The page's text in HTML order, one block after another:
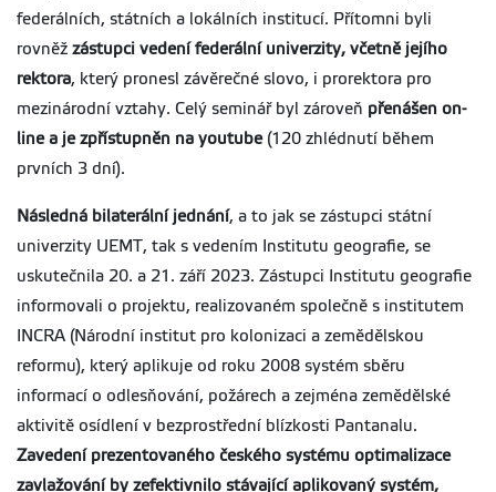
federálních, státních a lokálních institucí. Přítomni byli
rovněž zástupci vedení federální univerzity, včetně jejího
rektora, který pronesl závěrečné slovo, i prorektora pro
mezinárodní vztahy. Celý seminář byl zároveň přenášen on-
line a je zpřístupněn na youtube(120 zhlédnutí během
prvních 3 dní).
Následná bilaterální jednání, a to jak se zástupci státní
univerzity UEMT, tak s vedením Institutu geografie, se
uskutečnila 20. a 21. září 2023. Zástupci Institutu geografie
informovali o projektu, realizovaném společně s institutem
INCRA (Národní institut pro kolonizaci a zemědělskou
reformu), který aplikuje od roku 2008 systém sběru
informací o odlesňování, požárech a zejména zemědělské
aktivitě osídlení v bezprostřední blízkosti Pantanalu.
Zavedení prezentovaného českého systému optimalizace
zavlažování by zefektivnilo stávající aplikovaný systém,